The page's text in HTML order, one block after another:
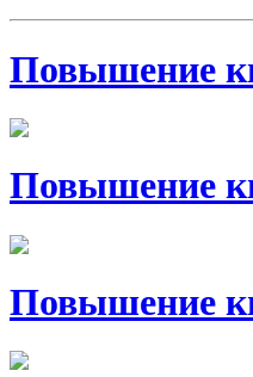
Повышение
Повышение
Повышение